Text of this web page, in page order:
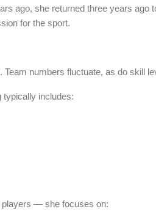
ago, she returned three years
for the sport.
Team numbers fluctuate, as do
typically includes:
— she focuses on: